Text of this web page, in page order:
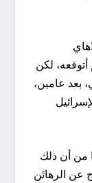
أتوقعه، لكن
بعد عامين،
من أن ذلك
عن الرهائن